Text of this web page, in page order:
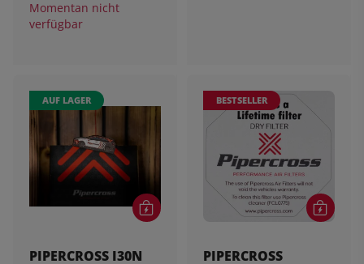
Momentan nicht
verfügbar
AUF LAGER
PIPERCROSS I30N
BESTSELLER
PIPERCROSS